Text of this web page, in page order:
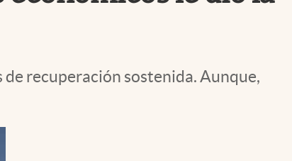
recuperación sostenida. Aunque,